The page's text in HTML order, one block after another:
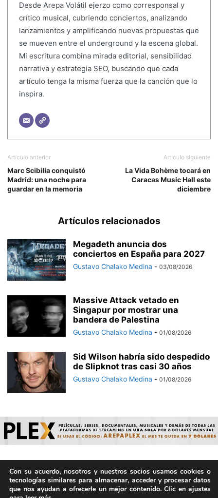
Desde Arepa Volátil ejerzo como corresponsal y
crítico musical, cubriendo conciertos, analizando
lanzamientos y amplificando nuevas propuestas que
se mueven entre el underground y la escena global.
Mi escritura combina mirada editorial, sensibilidad
narrativa y estrategia SEO, buscando que cada
artículo tenga la misma fuerza que la canción que lo
inspira.
Artículo anterior
Marc Scibilia conquistó
Madrid: una noche para
guardar en la memoria
Artículo siguiente
La Vida Bohème tocará en
Caracas Music Hall este
diciembre
Artículos relacionados
Megadeth anuncia dos
conciertos en España para 2027
Gustavo Chalako Medina - 03/08/2026
Massive Attack vetado en
Singapur por mostrar una
bandera de Palestina
Gustavo Chalako Medina - 01/08/2026
Sid Wilson habría sido despedido
de Slipknot tras casi 30 años
Gustavo Chalako Medina - 01/08/2026
© ArepaVolatil.Com 2021-2025 - Hecho por humanos, no por
IA. | Todos los derechos reservados.
Con su acuerdo, nosotros y nuestros socios usamos cookies o
tecnologías similares para almacenar, acceder y procesar datos
que nos ayudan a ofrecerle un mejor contenido. Clic en ajustes